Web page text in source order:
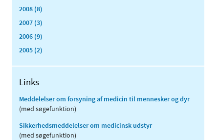
2008 (8)
2007 (3)
2006 (9)
2005 (2)
Links
Meddelelser om forsyning af medicin til mennesker og dyr
(med søgefunktion)
Sikkerhedsmeddelelser om medicinsk udstyr
(med søgefunktion)